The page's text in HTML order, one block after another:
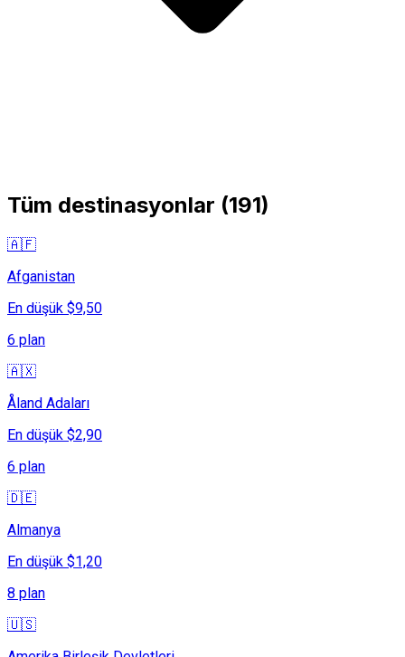
Tüm destinasyonlar (191)
🇦🇫
Afganistan
En düşük $9,50
6 plan
🇦🇽
Åland Adaları
En düşük $2,90
6 plan
🇩🇪
Almanya
En düşük $1,20
8 plan
🇺🇸